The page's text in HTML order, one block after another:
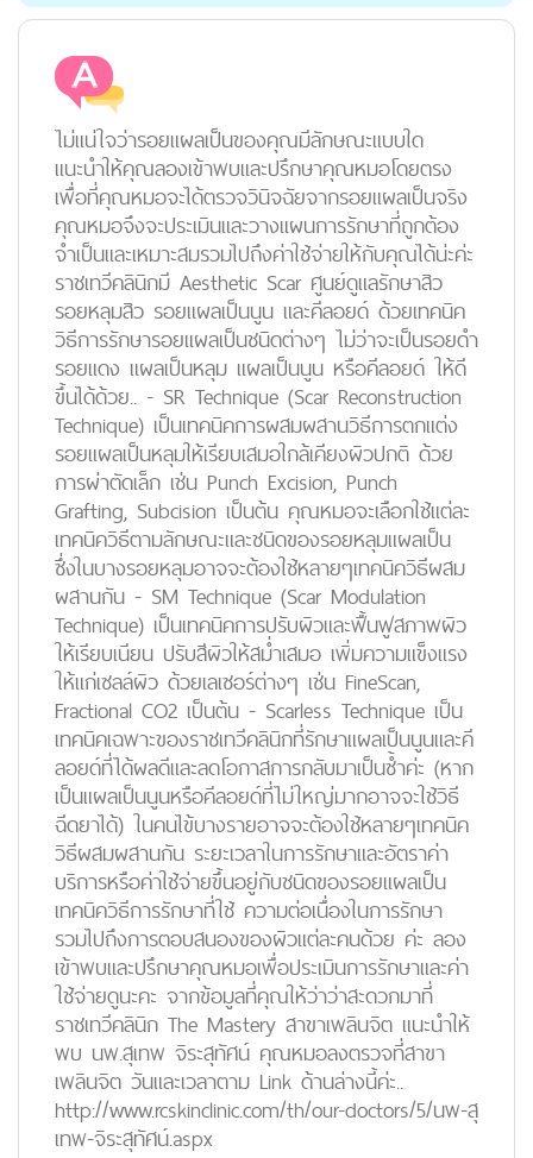
ไม่แน่ใจว่ารอยแผลเป็นของคุณมีลักษณะแบบใด
แนะนำให้คุณลองเข้าพบและปรึกษาคุณหมอโดยตรง
เพื่อที่คุณหมอจะได้ตรวจวินิจฉัยจากรอยแผลเป็นจริง
คุณหมอจึงจะประเมินและวางแผนการรักษาที่ถูกต้อง
จำเป็นและเหมาะสมรวมไปถึงค่าใช้จ่ายให้กับคุณได้น่ะค่ะ
ราชเทวีคลินิกมี Aesthetic Scar ศูนย์ดูแลรักษาสิว
รอยหลุมสิว รอยแผลเป็นนูน และคีลอยด์ ด้วยเทคนิค
วิธีการรักษารอยแผลเป็นชนิดต่างๆ ไม่ว่าจะเป็นรอยดำ
รอยแดง แผลเป็นหลุม แผลเป็นนูน หรือคีลอยด์ ให้ดี
ขึ้นได้ด้วย.. - SR Technique (Scar Reconstruction
Technique) เป็นเทคนิคการผสมผสานวิธีการตกแต่ง
รอยแผลเป็นหลุมให้เรียบเสมอใกล้เคียงผิวปกติ ด้วย
การผ่าตัดเล็ก เช่น Punch Excision, Punch
Grafting, Subcision เป็นต้น คุณหมอจะเลือกใช้แต่ละ
เทคนิควิธีตามลักษณะและชนิดของรอยหลุมแผลเป็น
ซึ่งในบางรอยหลุมอาจจะต้องใช้หลายๆเทคนิควิธีผสม
ผสานกัน - SM Technique (Scar Modulation
Technique) เป็นเทคนิคการปรับผิวและฟื้นฟูสภาพผิว
ให้เรียบเนียน ปรับสีผิวให้สม่ำเสมอ เพิ่มความแข็งแรง
ให้แก่เซลล์ผิว ด้วยเลเซอร์ต่างๆ เช่น FineScan,
Fractional CO2 เป็นต้น - Scarless Technique เป็น
เทคนิคเฉพาะของราชเทวีคลินิกที่รักษาแผลเป็นนูนและคี
ลอยด์ที่ได้ผลดีและลดโอกาสการกลับมาเป็นซ้ำค่ะ (หาก
เป็นแผลเป็นนูนหรือคีลอยด์ที่ไม่ใหญ่มากอาจจะใช้วิธี
ฉีดยาได้) ในคนไข้บางรายอาจจะต้องใช้หลายๆเทคนิค
วิธีผสมผสานกัน ระยะเวลาในการรักษาและอัตราค่า
บริการหรือค่าใช้จ่ายขึ้นอยู่กับชนิดของรอยแผลเป็น
เทคนิควิธีการรักษาที่ใช้ ความต่อเนื่องในการรักษา
รวมไปถึงการตอบสนองของผิวแต่ละคนด้วย ค่ะ ลอง
เข้าพบและปรึกษาคุณหมอเพื่อประเมินการรักษาและค่า
ใช้จ่ายดูนะคะ จากข้อมูลที่คุณให้ว่าว่าสะดวกมาที่
ราชเทวีคลินิก The Mastery สาขาเพลินจิต แนะนำให้
พบ นพ.สุเทพ จิระสุทัศน์ คุณหมอลงตรวจที่สาขา
เพลินจิต วันและเวลาตาม Link ด้านล่างนี้ค่ะ..
http://www.rcskinclinic.com/th/our-doctors/5/นพ-สุ
เทพ-จิระสุทัศน์.aspx